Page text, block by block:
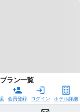
ラン一覧
ホテル詳細
ログイン
会員登録